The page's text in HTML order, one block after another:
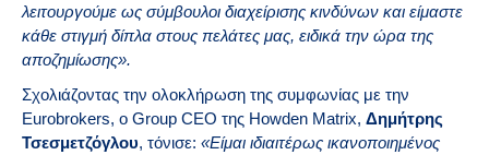
λειτουργούμε ως σύμβουλοι διαχείρισης κινδύνων και είμαστε
κάθε στιγμή δίπλα στους πελάτες μας, ειδικά την ώρα της
αποζημίωσης».
Σχολιάζοντας την ολοκλήρωση της συμφωνίας με την
Eurobrokers, o Group CEO της Howden Matrix, Δημήτρης
Τσεσμετζόγλου, τόνισε: «Είμαι ιδιαιτέρως ικανοποιημένος